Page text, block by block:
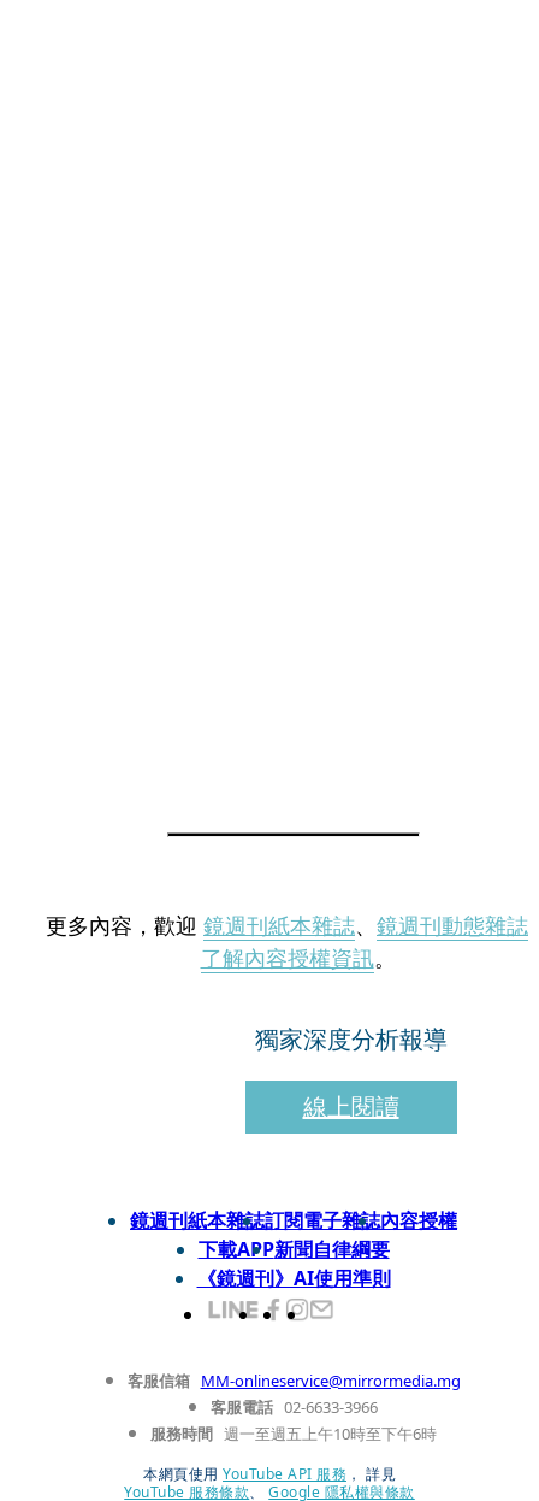
更多內容，歡迎 鏡週刊紙本雜誌、 鏡週刊動態雜誌
了解內容授權資訊。
獨家深度分析報導
線上閱讀
鏡週刊紙本雜誌訂閱電子雜誌內容授權
下載APP新聞自律綱要
《鏡週刊》AI使用準則
客服信箱 MM-onlineservice@mirrormedia.mg
客服電話 02-6633-3966
服務時間 週一至週五上午10時至下午6時
本網頁使用 YouTube API 服務 ， 詳見
YouTube 服務條款、
Google 隱私權與條款